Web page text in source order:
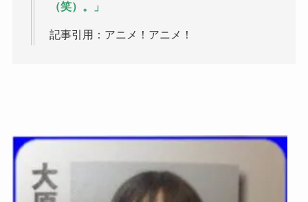
（笑）。」
記事引用：アニメ！アニメ！